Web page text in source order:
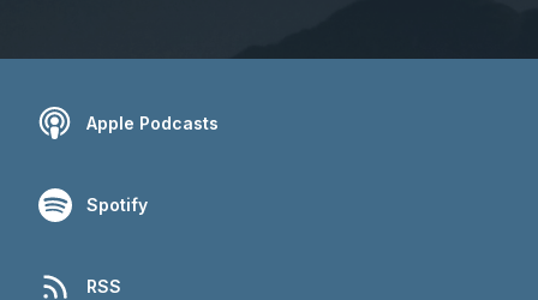
Apple Podcasts
Spotify
RSS